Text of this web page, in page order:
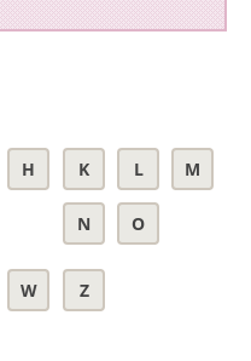
H K L M
N O
W Z